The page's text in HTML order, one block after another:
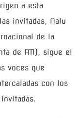
a esta
invitadas, Nalu
de la
de ATI), sigue el
voces que
con los